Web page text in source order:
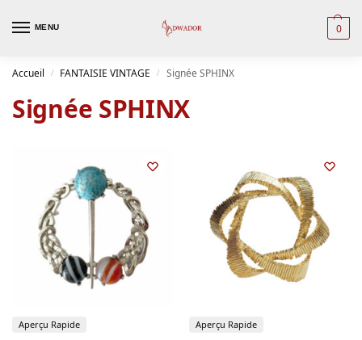
MENU 0
Accueil / FANTAISIE VINTAGE / Signée SPHINX
Signée SPHINX
Aperçu Rapide Aperçu Rapide